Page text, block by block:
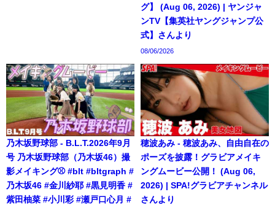
グ】 (Aug 06, 2026) | ヤンジャ
ンTV【集英社ヤングジャンプ公
式】さんより
08/06/2026
乃木坂野球部 - B.L.T.2026年9月
号 乃木坂野球部（乃木坂46）撮
影メイキング⚾️ #blt #bltgraph #
乃木坂46 #金川紗耶 #黒見明香 #
紫田柚菜 #小川彩 #瀬戸口心月 #
穂波あみ - 穂波あみ、自由自在の
ポーズを披露！グラビアメイキ
ングムービー公開！ (Aug 06,
2026) | SPA!グラビアチャンネル
さんより